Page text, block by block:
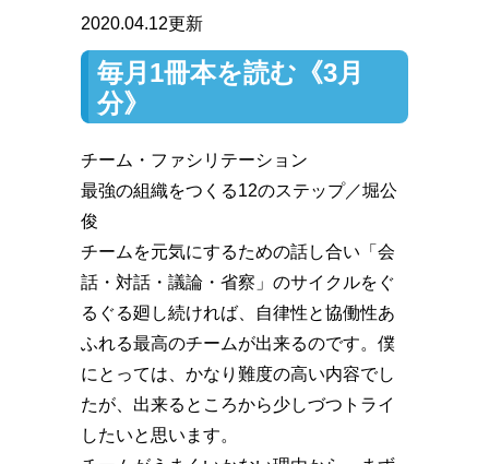
2020.04.12更新
毎月1冊本を読む《3月
分》
チーム・ファシリテーション
最強の組織をつくる12のステップ／堀公
俊
チームを元気にするための話し合い「会
話・対話・議論・省察」のサイクルをぐ
るぐる廻し続ければ、自律性と協働性あ
ふれる最高のチームが出来るのです。僕
にとっては、かなり難度の高い内容でし
たが、出来るところから少しづつトライ
したいと思います。